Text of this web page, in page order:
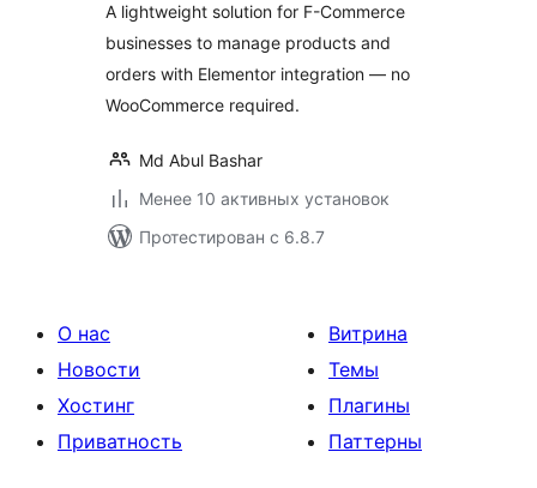
Commerce
A lightweight solution for F-Commerce
businesses to manage products and
orders with Elementor integration — no
WooCommerce required.
Md Abul Bashar
Менее 10 активных установок
Протестирован с 6.8.7
О нас
Новости
Хостинг
Приватность
Витрина
Темы
Плагины
Паттерны